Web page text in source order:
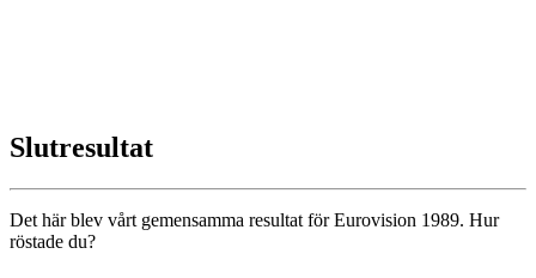
Slutresultat
Det här blev vårt gemensamma resultat för Eurovision 1989. Hur
röstade du?